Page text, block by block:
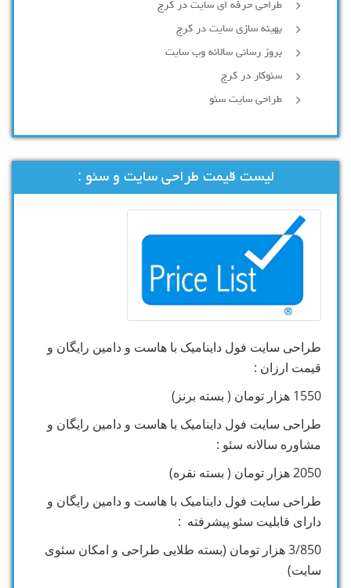
طراحی حرفه ای سایت در کرج
بهینه سازی سایت در کرج
بروز رسانی سالانه وب سایت
سئوکار در کرج
طراحی سایت سئو
لیست قیمت طراحی سایت و سئو :
طراحی سایت فول داینامیک با هاست و دامین رایگان و
قیمت ارزان :
1550 هزار تومان ( بسته برنز)
طراحی سایت فول داینامیک با هاست و دامین رایگان و
مشاوره سالانه سئو :
2050 هزار تومان ( بسته نقره)
طراحی سایت فول داینامیک با هاست و دامین رایگان و
دارای قابلیت سئو پیشرفته :
3/850 هزار تومان (بسته طلایی طراحی و امکان سئوی
سایت)